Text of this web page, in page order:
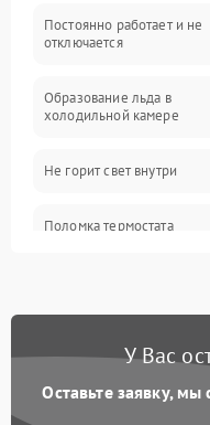
Постоянно работает и не
отключается
Образование льда в
холодильной камере
Не горит свет внутри
Поломка термостата
Образование конденсата
У Вас
Оставьте заявку,